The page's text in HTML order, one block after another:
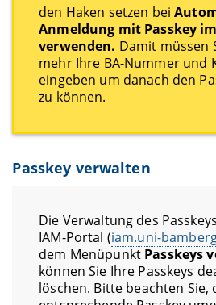
den Haken setzen bei
Anmeldung mit Passkey
verwenden. Damit müssen
mehr Ihre BA-Nummer und
eingeben um danach den
zu können.
Passkey verwalten
Die Verwaltung des
IAM-Portal (iam.uni-
dem Menüpunkt Passkeys
können Sie Ihre Passkeys
löschen. Bitte beachten Sie,